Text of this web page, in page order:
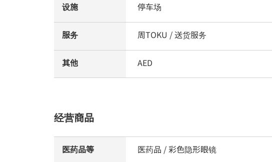
设施 停车场
服务 周TOKU / 送货服务
其他 AED
经营商品
医药品等 医药品 / 彩色隐形眼镜